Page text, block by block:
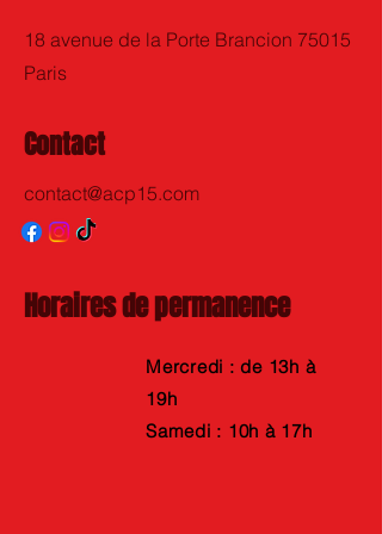
18 avenue de la Porte Brancion 75015
Paris
Contact
contact@acp15.com
Horaires de permanence
Mercredi : de 13h à
19h
Samedi : 10h à 17h